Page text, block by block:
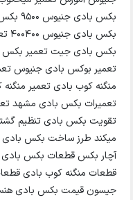
بکس
بکس بادی جیت تعمیر بکس
تعمیر بوکس بادی جنیوس
منگنه کوب بادی تعمیر
تعمیرات بکس بادی مشهد
تقویت بکس بادی تنظیم
میکند طرز ساخت بکس
آچار بکس قطعات بکس
قطعات منگنه کوب بادی
جیسون قیمت بکس بادی